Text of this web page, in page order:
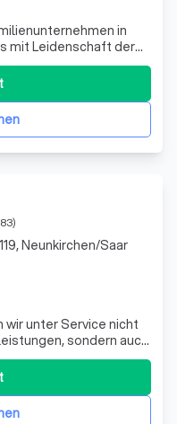
in
mit Leidenschaft der
und bieten
Lösungen in den
Mit einem
wir unter Service nicht
sondern auch
unseren Kunden.
für Heizung
die wichtigsten
Neunkirchen/Saar